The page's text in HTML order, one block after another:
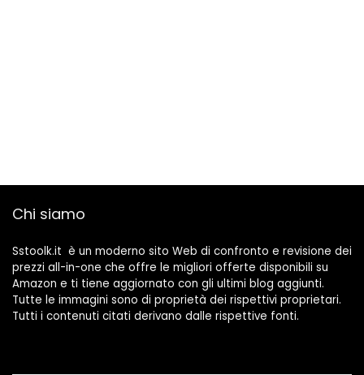
Chi siamo
Sstoolk.it è un moderno sito Web di confronto e revisione dei
prezzi all-in-one che offre le migliori offerte disponibili su
Amazon e ti tiene aggiornato con gli ultimi blog aggiunti.
Tutte le immagini sono di proprietà dei rispettivi proprietari.
Tutti i contenuti citati derivano dalle rispettive fonti.